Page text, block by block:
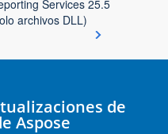
Services 25.5
archivos DLL)
de
Aspose